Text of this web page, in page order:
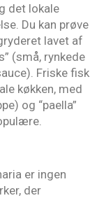
det lokale
Du kan prøve
lavet af
(små, rynkede
Friske fisk
køkken, med
og “paella”
er ingen
der